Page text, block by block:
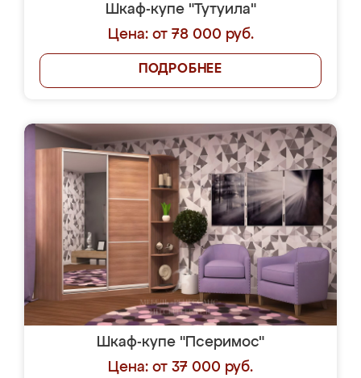
Шкаф-купе "Тутуила"
Цена: от 78 000 руб.
ПОДРОБНЕЕ
Шкаф-купе "Псеримос"
Цена: от 37 000 руб.